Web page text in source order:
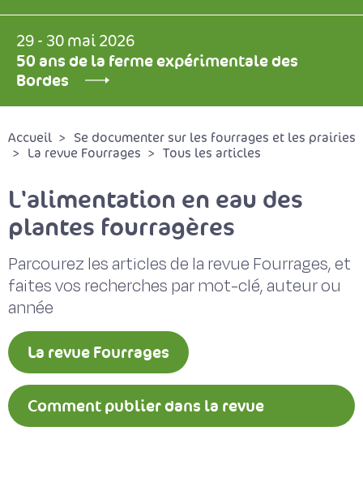
29 - 30 mai 2026
50 ans de la ferme expérimentale des
Bordes
Accueil
Se documenter sur les fourrages et les prairies
La revue Fourrages
Tous les articles
L'alimentation en eau des
plantes fourragères
Parcourez les articles de la revue Fourrages, et
faites vos recherches par mot-clé, auteur ou
année
La revue Fourrages
Comment publier dans la revue